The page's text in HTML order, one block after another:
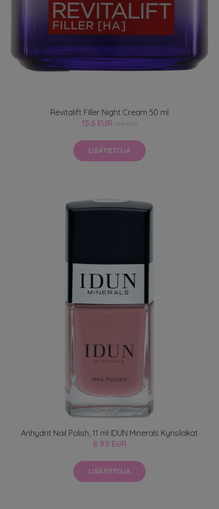
Revitalift Filler Night Cream 50 ml
15.6 EUR
LISÄTIETOJA
Anhydrit Nail Polish, 11 ml IDUN Minerals Kynsilakat
8.95 EUR
LISÄTIETOJA